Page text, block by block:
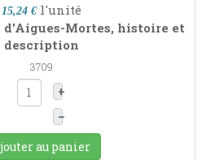
15,24 € l'unité
d'Aigues-Mortes, histoire et
description
3709
+
–
au panier